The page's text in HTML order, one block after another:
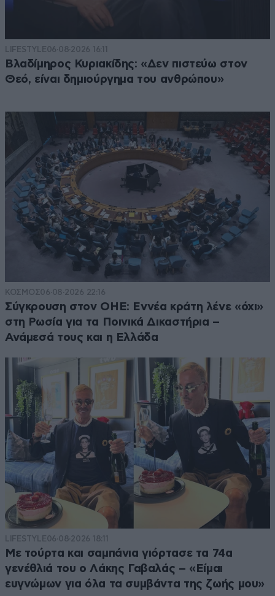
LIFESTYLE06·08·2026 16:11
Βλαδίμηρος Κυριακίδης: «Δεν πιστεύω στον
Θεό, είναι δημιούργημα του ανθρώπου»
ΚΟΣΜΟΣ06·08·2026 22:16
Σύγκρουση στον ΟΗΕ: Εννέα κράτη λένε «όχι»
στη Ρωσία για τα Ποινικά Δικαστήρια –
Ανάμεσά τους και η Ελλάδα
LIFESTYLE06·08·2026 18:11
Με τούρτα και σαμπάνια γιόρτασε τα 74α
γενέθλιά του ο Λάκης Γαβαλάς – «Είμαι
ευγνώμων για όλα τα συμβάντα της ζωής μου»